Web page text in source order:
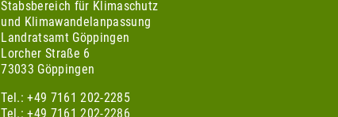
Stabsbereich für Klimaschutz
und Klimawandelanpassung
Landratsamt Göppingen
Lorcher Straße 6
73033 Göppingen
Tel.: +49 7161 202-2285
Tel.: +49 7161 202-2286